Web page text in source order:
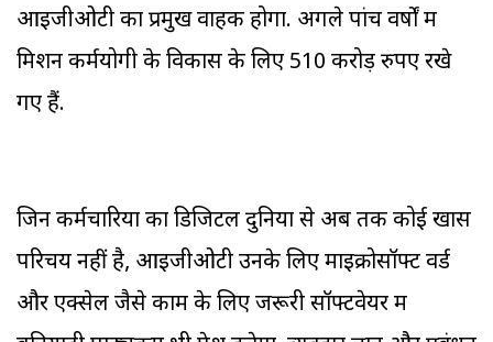
आइजीओटी का प्रमुख वाहक होगा. अगले पांच वर्षों में
मिशन कर्मयोगी के विकास के लिए 510 करोड़ रुपए रखे
गए हैं.
जिन कर्मचारियों का डिजिटल दुनिया से अब तक कोई खास
परिचय नहीं है, आइजीओटी उनके लिए माइक्रोसॉफ्ट वर्ड
और एक्सेल जैसे काम के लिए जरूरी सॉफ्टवेयर में